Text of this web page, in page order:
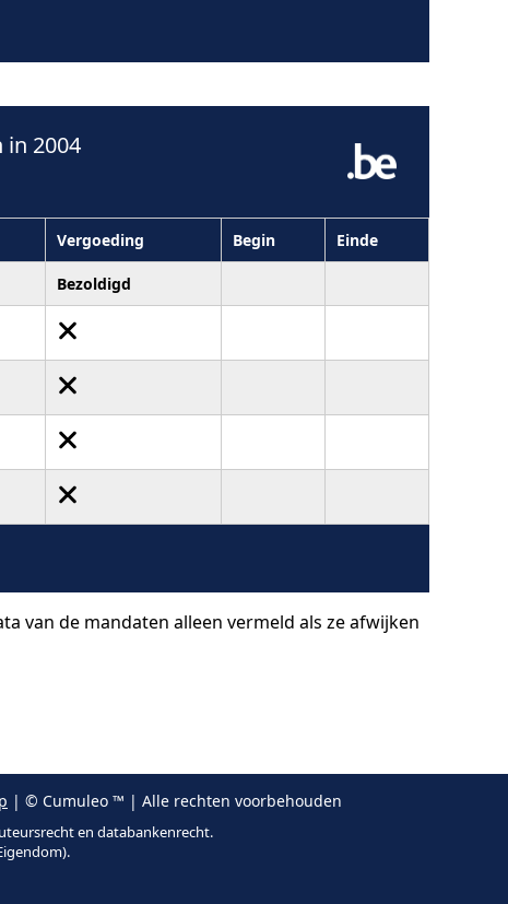
in 2004
Vergoeding Begin Einde
Bezoldigd
van de mandaten alleen vermeld als ze afwijken
| © Cumuleo ™ | Alle rechten voorbehouden
en databankenrecht.